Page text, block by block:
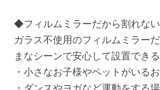
◆フィルムミラーだから割れない
ガラス不使用のフィルムミラー
まなシーンで安心して設置できる
・小さなお子様やペットがいる